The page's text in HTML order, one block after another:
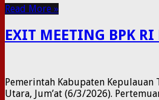
Read More »
EXIT MEETING BPK
Pemerintah Kabupaten
Utara, Jum’at (6/3/2026).